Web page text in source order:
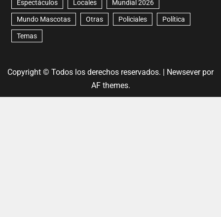
Espectáculos Locales Mundial 2026
Mundo Mascotas Otras Policiales Política
Temas
Copyright © Todos los derechos reservados. Newseverpor
AF themes.